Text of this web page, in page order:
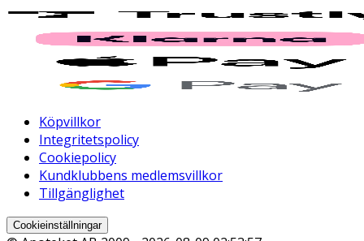
Köpvillkor
Integritetspolicy
Cookiepolicy
Kundklubbens medlemsvillkor
Tillgänglighet
Cookieinställningar